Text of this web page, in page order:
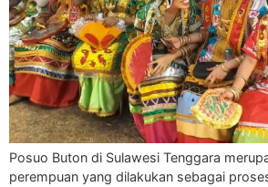
Posuo Buton di Sulawesi Tenggara
perempuan yang dilakukan sebagai